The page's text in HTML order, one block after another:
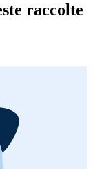
raccolte